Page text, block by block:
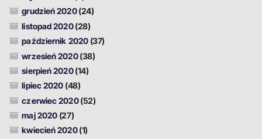
grudzień 2020(24)
listopad 2020(28)
październik 2020(37)
wrzesień 2020(38)
sierpień 2020(14)
lipiec 2020 (48)
czerwiec 2020(52)
maj 2020 (27)
kwiecień 2020(1)